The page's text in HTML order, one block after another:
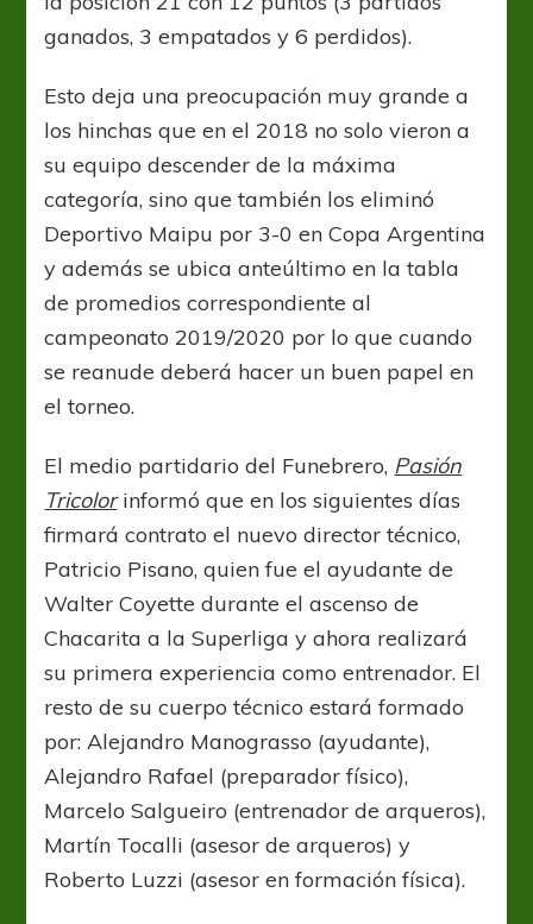
ganados, 3 empatados y 6 perdidos).
Esto deja una preocupación muy grande a
los hinchas que en el 2018 no solo vieron a
su equipo descender de la máxima
categoría, sino que también los eliminó
Deportivo Maipu por 3-0 en Copa Argentina
y además se ubica anteúltimo en la tabla
de promedios correspondiente al
campeonato 2019/2020 por lo que cuando
se reanude deberá hacer un buen papel en
el torneo.
El medio partidario del Funebrero, Pasión
Tricolorinformó que en los siguientes días
firmará contrato el nuevo director técnico,
Patricio Pisano, quien fue el ayudante de
Walter Coyette durante el ascenso de
Chacarita a la Superliga y ahora realizará
su primera experiencia como entrenador. El
resto de su cuerpo técnico estará formado
por: Alejandro Manograsso (ayudante),
Alejandro Rafael (preparador físico),
Marcelo Salgueiro (entrenador de arqueros),
Martín Tocalli (asesor de arqueros) y
Roberto Luzzi (asesor en formación física).